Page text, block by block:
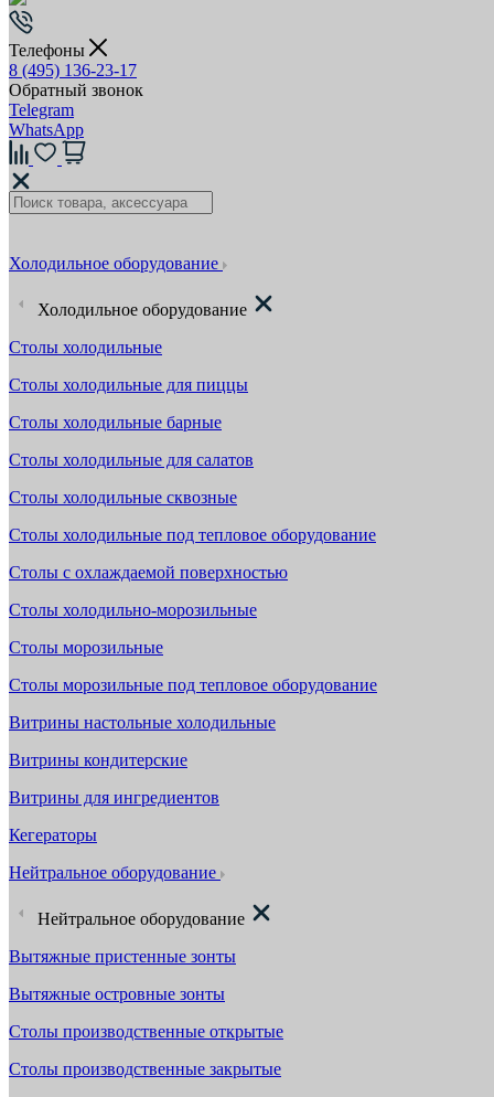
Телефоны
8 (495) 136-23-17
Обратный звонок
Telegram
WhatsApp
Холодильное оборудование
Холодильное оборудование
Столы холодильные
Столы холодильные для пиццы
Столы холодильные барные
Столы холодильные для салатов
Столы холодильные сквозные
Столы холодильные под тепловое оборудование
Столы с охлаждаемой поверхностью
Столы холодильно-морозильные
Столы морозильные
Столы морозильные под тепловое оборудование
Витрины настольные холодильные
Витрины кондитерские
Витрины для ингредиентов
Кегераторы
Нейтральное оборудование
Нейтральное оборудование
Вытяжные пристенные зонты
Вытяжные островные зонты
Столы производственные открытые
Столы производственные закрытые